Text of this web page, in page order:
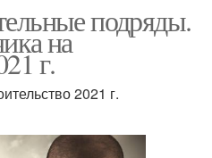
подряды.
на
г.
2021 г.